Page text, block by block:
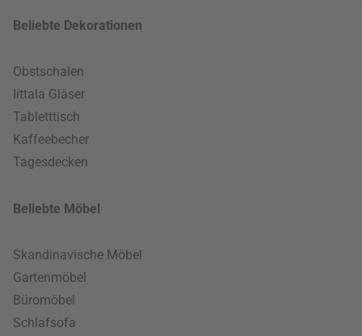
Beliebte Dekorationen
Obstschalen
Iittala Gläser
Tabletttisch
Kaffeebecher
Tagesdecken
Beliebte Möbel
Skandinavische Möbel
Gartenmöbel
Büromöbel
Schlafsofa